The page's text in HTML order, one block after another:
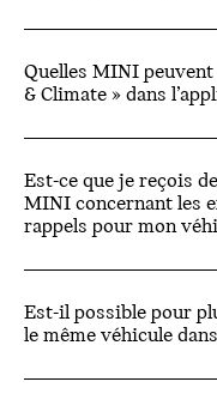
Quelles MINI
& Climate » dans
Est-ce que je reçois
MINI concernant les
rappels pour mon
Est-il possible pour
le même véhicule